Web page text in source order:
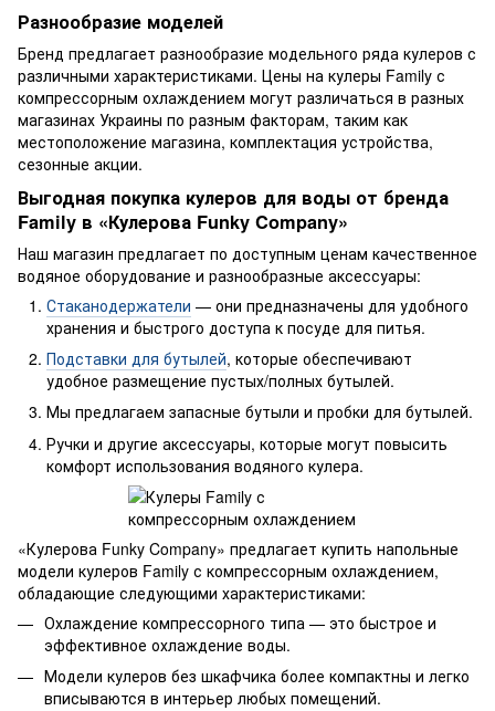
Разнообразие моделей
Бренд предлагает разнообразие модельного ряда кулеров с
различными характеристиками. Цены на кулеры Family с
компрессорным охлаждением могут различаться в разных
магазинах Украины по разным факторам, таким как
местоположение магазина, комплектация устройства,
сезонные акции.
Выгодная покупка кулеров для воды от бренда
Family в «Кулерова Funky Company»
Наш магазин предлагает по доступным ценам качественное
водяное оборудование и разнообразные аксессуары:
Стаканодержатели — они предназначены для удобного
хранения и быстрого доступа к посуде для питья.
Подставки для бутылей, которые обеспечивают
удобное размещение пустых/полных бутылей.
Мы предлагаем запасные бутыли и пробки для бутылей.
Ручки и другие аксессуары, которые могут повысить
комфорт использования водяного кулера.
«Кулерова Funky Company» предлагает купить напольные
модели кулеров Family с компрессорным охлаждением,
обладающие следующими характеристиками:
Охлаждение компрессорного типа — это быстрое и
эффективное охлаждение воды.
Модели кулеров без шкафчика более компактны и легко
вписываются в интерьер любых помещений.